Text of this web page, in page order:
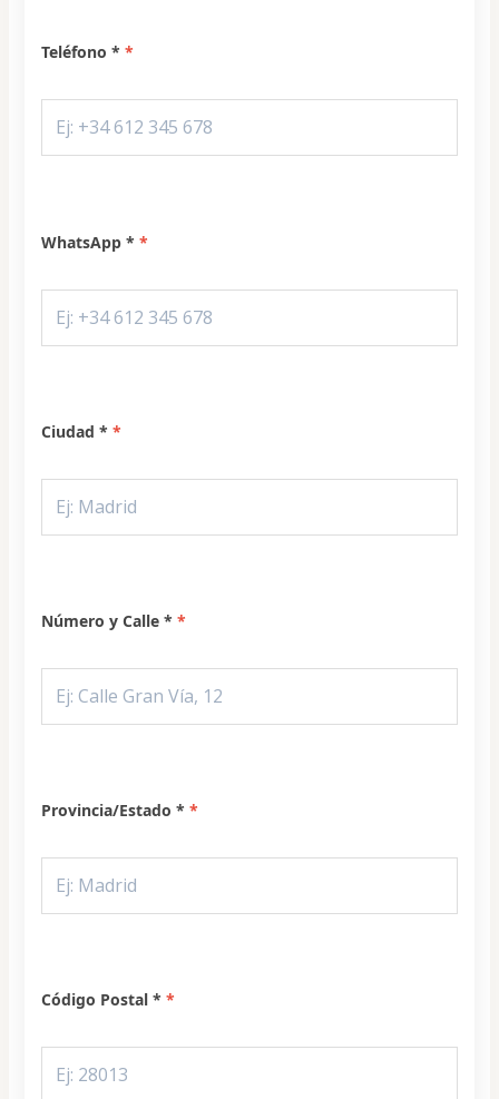
Teléfono *
WhatsApp *
Ciudad *
Número y Calle *
Provincia/Estado *
Código Postal *